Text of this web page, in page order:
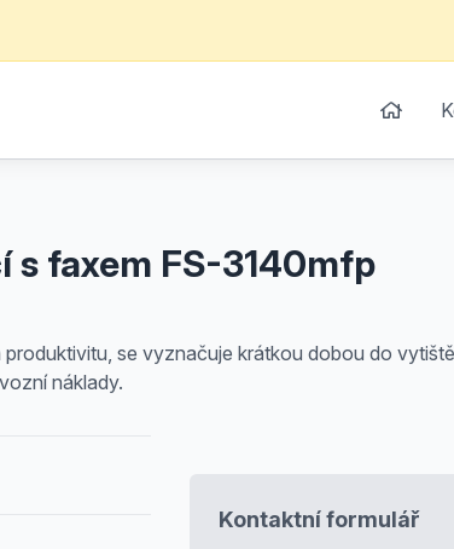
s faxem FS-3140mfp
se vyznačuje krátkou dobou do
náklady.
Kontaktní formulář